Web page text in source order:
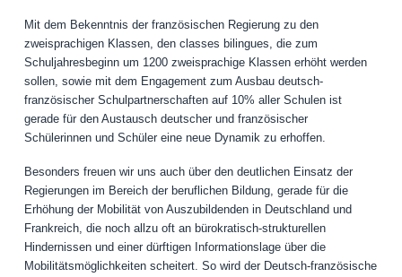
Mit dem Bekenntnis der französischen Regierung zu den
zweisprachigen Klassen, den classes bilingues, die zum
Schuljahresbeginn um 1200 zweisprachige Klassen erhöht werden
sollen, sowie mit dem Engagement zum Ausbau deutsch-
französischer Schulpartnerschaften auf 10% aller Schulen ist
gerade für den Austausch deutscher und französischer
Schülerinnen und Schüler eine neue Dynamik zu erhoffen.
Besonders freuen wir uns auch über den deutlichen Einsatz der
Regierungen im Bereich der beruflichen Bildung, gerade für die
Erhöhung der Mobilität von Auszubildenden in Deutschland und
Frankreich, die noch allzu oft an bürokratisch-strukturellen
Hindernissen und einer dürftigen Informationslage über die
Mobilitätsmöglichkeiten scheitert. So wird der Deutsch-französische